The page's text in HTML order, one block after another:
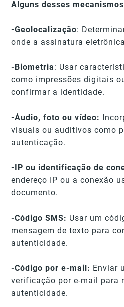
Alguns desses
-Geolocalização:
onde a assinatura
-Biometria: Usar
como impressões digitais
confirmar a identidade.
-Áudio, foto ou vídeo:
visuais ou auditivos como
autenticação.
-IP ou identificação de
endereço IP ou a conexão
documento.
-Código SMS: Usar um
mensagem de texto para
autenticidade.
-Código por e-mail: Enviar
verificação por e-mail para
autenticidade.